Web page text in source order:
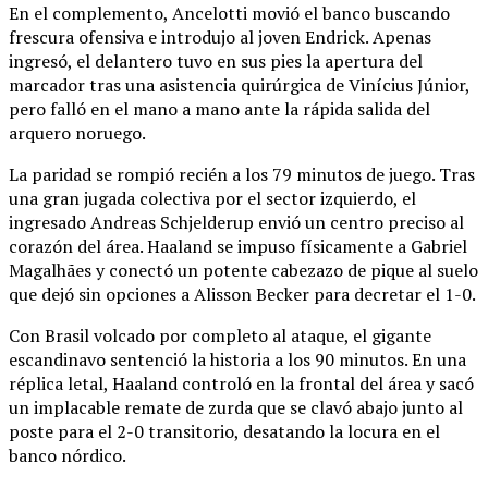
En el complemento, Ancelotti movió el banco buscando
frescura ofensiva e introdujo al joven Endrick.Apenas
ingresó, el delantero tuvo en sus pies la apertura del
marcador tras una asistencia quirúrgica de Vinícius Júnior,
pero falló en el mano a mano ante la rápida salida del
arquero noruego.
La paridad se rompió recién a los 79 minutos de juego. Tras
una gran jugada colectiva por el sector izquierdo, el
ingresado Andreas Schjelderup envió un centro preciso al
corazón del área.Haaland se impuso físicamente a Gabriel
Magalhães y conectó un potente cabezazo de pique al suelo
que dejó sin opciones a Alisson Becker para decretar el 1-0.
Con Brasil volcado por completo al ataque, el gigante
escandinavo sentenció la historia a los 90 minutos.En una
réplica letal, Haaland controló en la frontal del área y sacó
un implacable remate de zurda que se clavó abajo junto al
poste para el 2-0 transitorio, desatando la locura en el
banco nórdico.